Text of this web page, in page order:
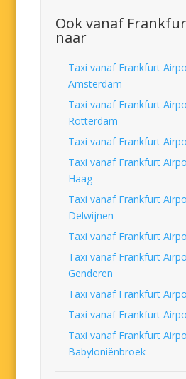
Ook vanaf
naar
Taxi vanaf Frankfurt
Amsterdam
Taxi vanaf Frankfurt
Rotterdam
Taxi vanaf Frankfurt
Taxi vanaf Frankfurt
Haag
Taxi vanaf Frankfurt
Delwijnen
Taxi vanaf Frankfurt
Taxi vanaf Frankfurt
Genderen
Taxi vanaf Frankfurt
Taxi vanaf Frankfurt
Taxi vanaf Frankfurt
Babyloniënbroek